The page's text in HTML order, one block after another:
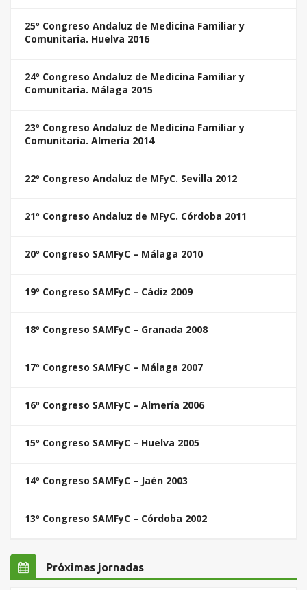
25º Congreso Andaluz de Medicina Familiar y
Comunitaria. Huelva 2016
24º Congreso Andaluz de Medicina Familiar y
Comunitaria. Málaga 2015
23º Congreso Andaluz de Medicina Familiar y
Comunitaria. Almería 2014
22º Congreso Andaluz de MFyC. Sevilla 2012
21º Congreso Andaluz de MFyC. Córdoba 2011
20º Congreso SAMFyC – Málaga 2010
19º Congreso SAMFyC – Cádiz 2009
18º Congreso SAMFyC – Granada 2008
17º Congreso SAMFyC – Málaga 2007
16º Congreso SAMFyC – Almería 2006
15º Congreso SAMFyC – Huelva 2005
14º Congreso SAMFyC – Jaén 2003
13º Congreso SAMFyC – Córdoba 2002
Próximas jornadas